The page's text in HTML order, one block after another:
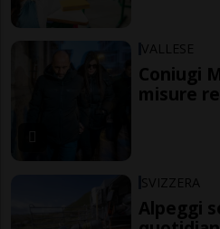
VALLESE
Coniugi
misure
SVIZZERA
Alpeggi